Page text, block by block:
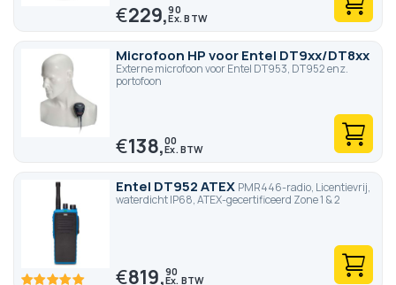
€229,90
Microfoon HP voor Entel DT9xx/DT8xx
Externe microfoon voor Entel DT953, DT952 enz.
portofoon
€138,00
Entel DT952 ATEX PMR446-radio, Licentievrij,
waterdicht IP68, ATEX-gecertificeerd Zone 1 & 2
€819,90